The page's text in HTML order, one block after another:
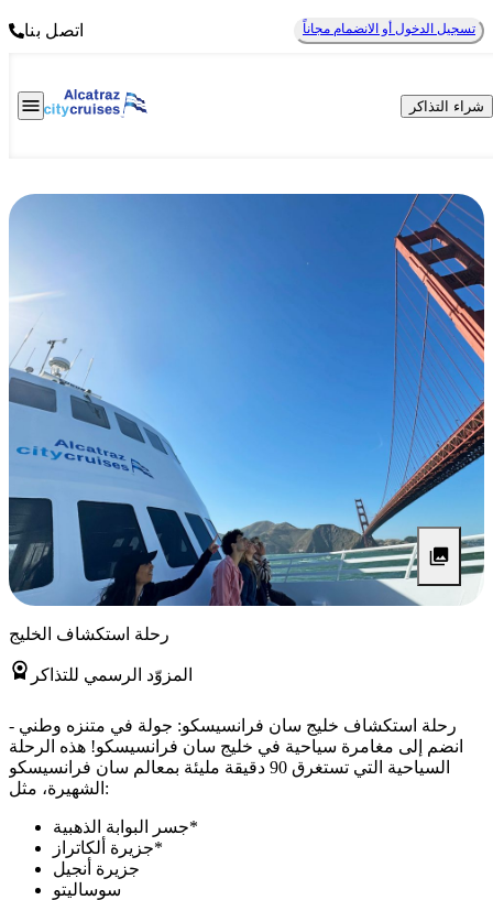
اتصل بنا تسجيل الدخول أو الانضمام مجاناً
شراء التذاكر
رحلة استكشاف الخليج
المزوّد الرسمي للتذاكر
رحلة استكشاف خليج سان فرانسيسكو: جولة في متنزه وطني -
انضم إلى مغامرة سياحية في خليج سان فرانسيسكو! هذه الرحلة
السياحية التي تستغرق 90 دقيقة مليئة بمعالم سان فرانسيسكو
الشهيرة، مثل:
جسر البوابة الذهبية*
جزيرة ألكاتراز*
جزيرة أنجيل
سوساليتو